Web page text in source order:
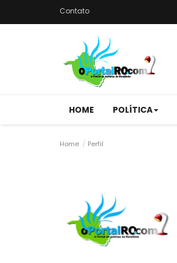
Contato
HOME POLÍTICA
Home Perfil